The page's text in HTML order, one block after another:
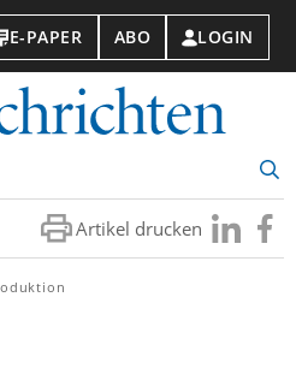
E-PAPER ABO LOGIN
Artikel drucken Besuchen
Sie
Sie